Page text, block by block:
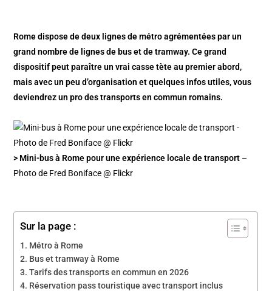
Rome dispose de deux lignes de métro agrémentées par un
grand nombre de lignes de bus et de tramway. Ce grand
dispositif peut paraître un vrai casse tète au premier abord,
mais avec un peu d’organisation et quelques infos utiles, vous
deviendrez un pro des transports en commun romains.
> Mini-bus à Rome pour une expérience locale de transport –
Photo de Fred Boniface @ Flickr
Sur la page :
Métro à Rome
Bus et tramway à Rome
Tarifs des transports en commun en 2026
Réservation pass touristique avec transport inclus